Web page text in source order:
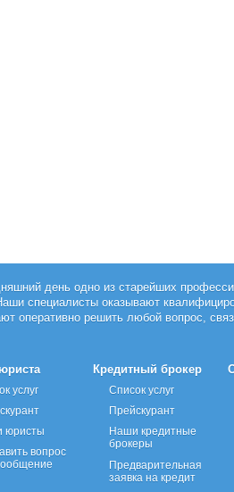
день одно из старейших
специалисты оказывают
оперативно решить любой вопрос,
услуг
юристы
вопрос
Кредитный брокер
Список услуг
Прейскурант
Наши кредитные
брокеры
Предварительная
заявка на кредит